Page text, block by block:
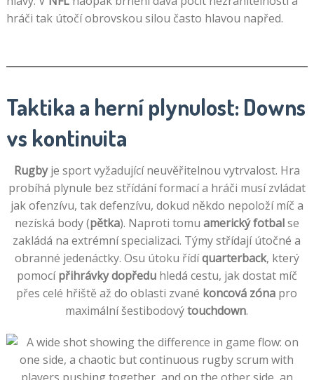
hráči tak útočí obrovskou silou často hlavou napřed.
Taktika a herní plynulost: Downs
vs kontinuita
Rugbyje sport vyžadující neuvěřitelnou vytrvalost. Hra
probíhá plynule bez střídání formací a hráči musí zvládat
jak ofenzívu, tak defenzívu, dokud někdo nepoloží míč a
nezíská body (pětka). Naproti tomu americký fotbalse
zakládá na extrémní specializaci. Týmy střídají útočné a
obranné jedenáctky. Osu útoku řídíquarterback, který
pomocípřihrávky dopředuhledá cestu, jak dostat míč
přes celé hřiště až do oblasti zvané koncová zóna pro
maximální šestibodovýtouchdown.